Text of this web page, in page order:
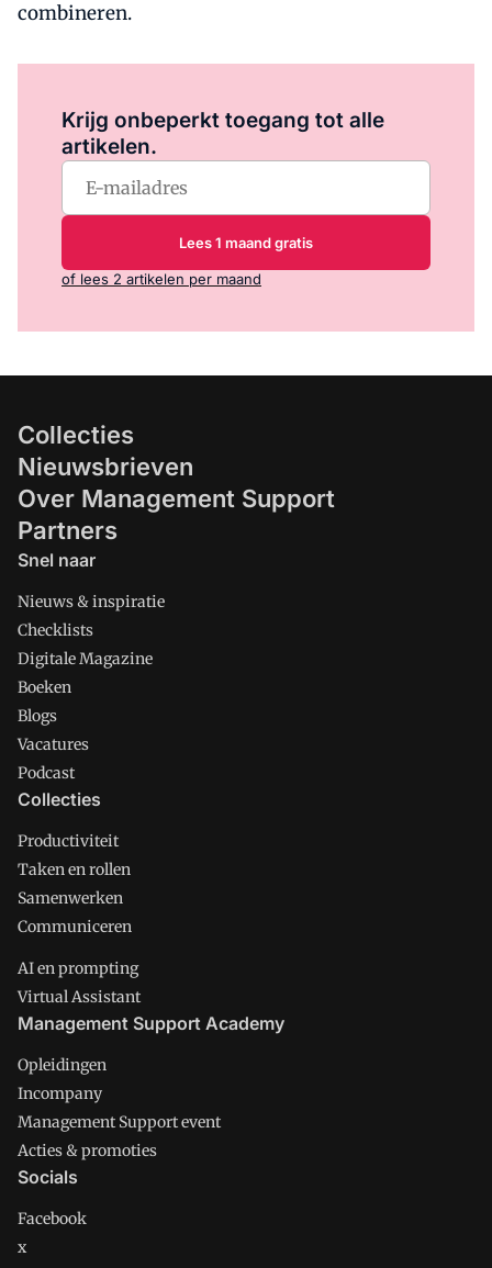
combineren.
Krijg onbeperkt toegang tot alle
artikelen.
Lees 1 maand gratis
of lees 2 artikelen per maand
Collecties
Nieuwsbrieven
Over Management Support
Partners
Snel naar
Nieuws & inspiratie
Checklists
Digitale Magazine
Boeken
Blogs
Vacatures
Podcast
Collecties
Productiviteit
Taken en rollen
Samenwerken
Communiceren
AI en prompting
Virtual Assistant
Management Support Academy
Opleidingen
Incompany
Management Support event
Acties & promoties
Socials
Facebook
x